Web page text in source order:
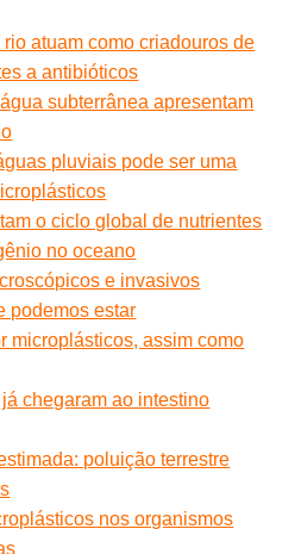
atuam como criadouros de
a antibióticos
subterrânea apresentam
pluviais pode ser uma
o ciclo global de nutrientes
no oceano
e invasivos
podemos estar
microplásticos, assim como
chegaram ao intestino
poluição terrestre
nos organismos